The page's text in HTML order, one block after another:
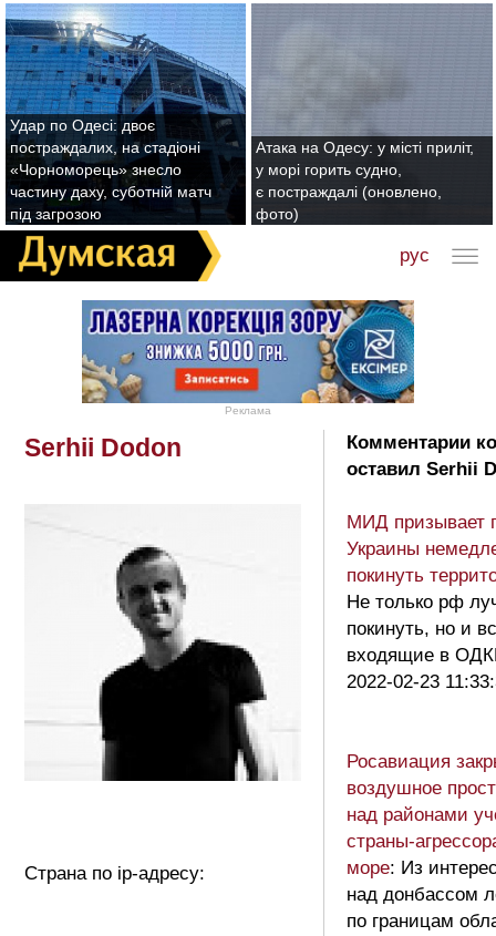
Удар по Одесі: двоє
постраждалих, на стадіоні
«Чорноморець» знесло
частину даху, суботній матч
під загрозою
Атака на Одесу: у місті приліт,
у морі горить судно,
є постраждалі (оновлено,
фото)
рус
Реклама
Serhii Dodon
Страна по ip-адресу:
Комментарии
оставил Serhii
МИД призывает
Украины
покинуть
Не только рф
покинуть, но и
входящие в
2022-02-23
Росавиация
воздушное
над районами
страны-
море: Из
над донбассом
по границам